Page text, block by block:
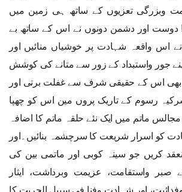
تعزیوں کے ساتھ ہی زمین میں
دوست اور دشمن دونوں نے اس کے ساتھ بے
اس واقعہ شہادت پر خوشیاں منائیں اور
جور واستبداد کے زور سے متانے کی کوشش
اس کے حقیقی شرف سے غفلت برتی اور
رسوم کے تاریک پروں مین اس کو چھپا
مجالس ماتم میں ایک نئے حلقہ ماتم کا اضافہ
کو اسرار شریعت کا سرچشمہ بنائیں۔اور
کریں جو سینہ کوبی اور ماتمی بین کی
صبر واستقامت، عزیمت وبرداشت، ایثار